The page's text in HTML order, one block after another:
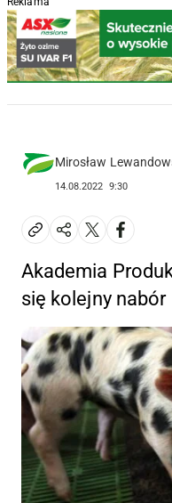
Mirosław
14.08.2022 9:30
Akademia
się kolejny nabór